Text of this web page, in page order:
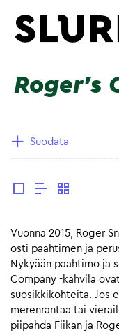
Roger's
Suodata
Vuonna 2015, Roger
osti paahtimen ja
Nykyään paahtimo ja
Company -kahvila
suosikkikohteita. Jos
merenrantaa tai
piipahda Fiikan ja